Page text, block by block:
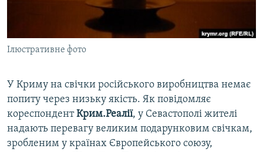
ВІДЕОУРОКИ «ELIFBE»
СВІДЧЕННЯ ОКУПАЦІЇ
УКРАЇНСЬКА ПРОБЛЕМА КРИМУ
Qırımtatar
Усі сайти RFE/RL
Ілюстративне фото
У Криму на свічки російського виробництва немає
попиту через низьку якість. Як повідомляє
кореспондентКрим.Реалії, у Севастополі жителі
надають перевагу великим подарунковим свічкам,
зробленим у країнах Європейського союзу,